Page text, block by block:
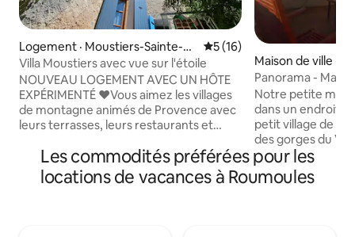
Logement · Moustiers-Sainte-M
arie
Note moyenne de 5 sur 5,
5 (16)
Villa Moustiers avec vue sur l'étoile
NOUVEAU LOGEMENT AVEC UN HÔTE
EXPÉRIMENTÉ ​❤️​Vous aimez les villages
de montagne animés de Provence avec
leurs terrasses, leurs restaurants et
de lavande, les marchés régionaux ou le
paysage accidenté du Verdon? Vous
aimez la randonnée, l'escalade, le rafting
Maison de ville ·
Panorama -
Verdon - Sauna
Notre petite
dans un endroit
petit village de
des gorges du
grands champs
gigantesque ! La maison : environ 110 m²
- trois étages - 2
Les commodités préférées pour les
locations de vacances à Roumoules